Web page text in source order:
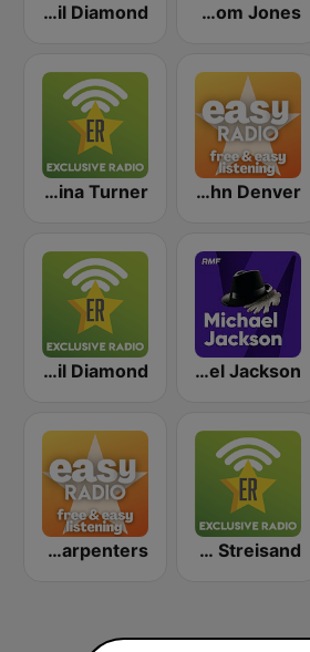
Exclusively Tom Jones
Easy Neil Diamond
Easy John Denver
Exclusively Tina Turner
RMF Michael Jackson
Exclusively Neil Diamond
Exclusively Barbra Streisand
Easy Carpenters